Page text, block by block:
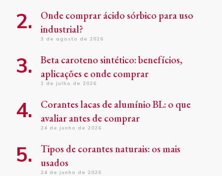
Onde comprar ácido sórbico para uso
industrial?
3 de agosto de 2026
Beta caroteno sintético: benefícios,
aplicações e onde comprar
1 de julho de 2026
Corantes lacas de alumínio BL: o que
avaliar antes de comprar
24 de junho de 2026
Tipos de corantes naturais: os mais
usados
24 de junho de 2026